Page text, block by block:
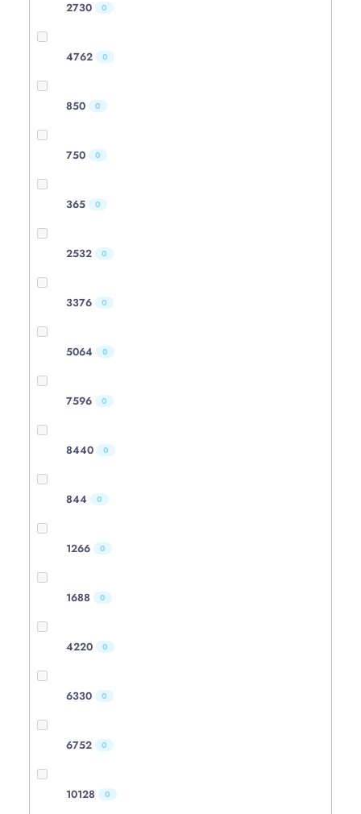
2730 0
4762 0
850 0
750 0
365 0
2532 0
3376 0
5064 0
7596 0
8440 0
844 0
1266 0
1688 0
4220 0
6330 0
6752 0
10128 0